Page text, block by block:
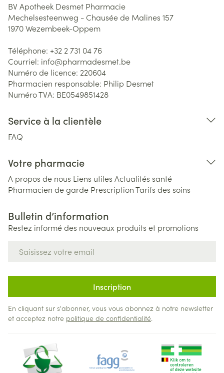
BV Apotheek Desmet Pharmacie
Mechelsesteenweg - Chausée de Malines 157
1970Wezembeek-Oppem
Téléphone: +32 2 731 04 76
Courriel: info@pharmadesmet.be
Numéro de licence: 220604
Pharmacien responsable: Philip Desmet
Numéro TVA: BE0549851428
Service à la clientèle
FAQ
Votre pharmacie
A propos de nous Liens utiles Actualités santé
Pharmacien de garde PrescriptionTarifs des soins
Bulletin d’information
Restez informé des nouveaux produits et promotions
Inscription
En cliquant sur s'abonner, vous vous abonnez à notre newsletter
et acceptez notre politique de confidentialité.